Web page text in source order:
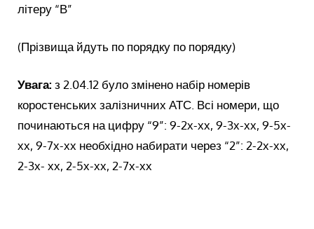
літеру “В”
(Прізвища йдуть по порядку по порядку)
Увага: з 2.04.12 було змінено набір номерів
коростенських залізничних АТС. Всі номери, що
починаються на цифру “9”: 9-2х-хх, 9-3х-хх, 9-5х-
хх, 9-7х-хх необхідно набирати через “2”: 2-2х-хх,
2-3х- хх, 2-5х-хх, 2-7х-хх